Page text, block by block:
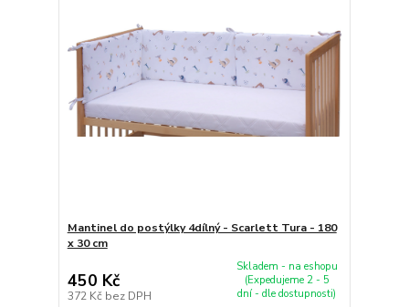
Mantinel do postýlky 4dílný - Scarlett Tura - 180
x 30 cm
450 Kč
372 Kč bez DPH
Skladem - na eshopu
(Expedujeme 2 - 5
dní - dle dostupnosti)